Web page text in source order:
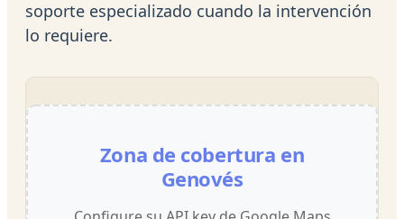
soporte especializado cuando la intervención
lo requiere.
Zona de cobertura en
Genovés